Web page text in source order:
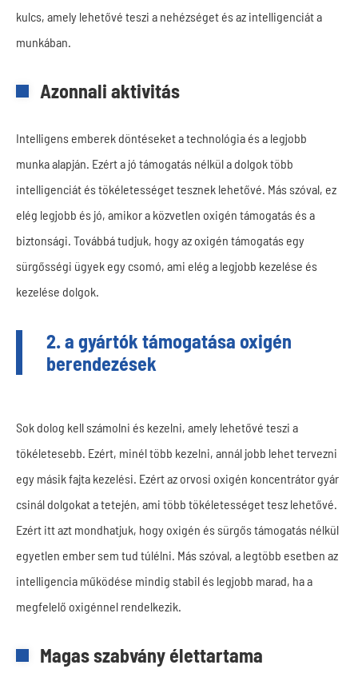
kulcs, amely lehetővé teszi a nehézséget és az intelligenciát a
munkában.
Azonnali aktivitás
Intelligens emberek döntéseket a technológia és a legjobb
munka alapján. Ezért a jó támogatás nélkül a dolgok több
intelligenciát és tökéletességet tesznek lehetővé. Más szóval, ez
elég legjobb és jó, amikor a közvetlen oxigén támogatás és a
biztonsági. Továbbá tudjuk, hogy az oxigén támogatás egy
sürgősségi ügyek egy csomó, ami elég a legjobb kezelése és
kezelése dolgok.
2. a gyártók támogatása oxigén
berendezések
Sok dolog kell számolni és kezelni, amely lehetővé teszi a
tökéletesebb. Ezért, minél több kezelni, annál jobb lehet tervezni
egy másik fajta kezelési. Ezért az orvosi oxigén koncentrátor gyár
csinál dolgokat a tetején, ami több tökéletességet tesz lehetővé.
Ezért itt azt mondhatjuk, hogy oxigén és sürgős támogatás nélkül
egyetlen ember sem tud túlélni. Más szóval, a legtöbb esetben az
intelligencia működése mindig stabil és legjobb marad, ha a
megfelelő oxigénnel rendelkezik.
Magas szabvány élettartama